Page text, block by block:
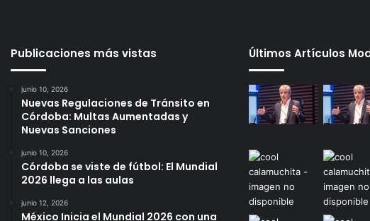
Publicaciones más vistas
junio 10, 2026
Nuevas Regulaciones de Tránsito en
Córdoba: Multas Aumentadas y
Nuevas Sanciones
junio 10, 2026
Córdoba se viste de fútbol: El Mundial
2026 llega a las aulas
junio 12, 2026
México Inicia el Mundial 2026 con una
Últimos Artículos